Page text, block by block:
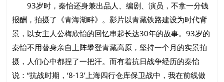
93岁时，秦怡还身兼出品人、编剧、演员，不拿一分钱
报酬，拍摄了《青海湖畔》。影片以青藏铁路建设为时代背
景，以女主人公梅欣怡的回忆串起长达30年的故事。93岁的
秦怡不用替身亲自上阵攀登青藏高原，坚持一个月的实景拍
摄，人们心中都捏了一把汗。而有着抗日战争经历的秦怡
说：“抗战时期，‘8·13’上海四行仓库保卫战中，我在前线做